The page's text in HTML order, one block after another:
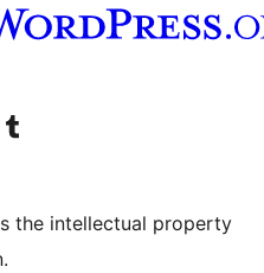
canal de YouTube
Visitá nuestra cuenta de Tumblr
the intellectual property